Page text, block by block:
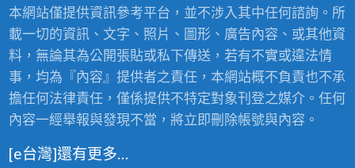
本網站僅提供資訊參考平台，並不涉入其中任何諮詢。所
載一切的資訊、文字、照片、圖形、廣告內容、或其他資
料，無論其為公開張貼或私下傳送，若有不實或違法情
事，均為『內容』提供者之責任，本網站概不負責也不承
擔任何法律責任，僅係提供不特定對象刊登之媒介。任何
內容一經舉報與發現不當，將立即刪除帳號與內容。
[e台灣]還有更多…